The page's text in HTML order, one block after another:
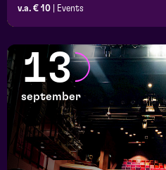
v.a. € 10
Events
13
september